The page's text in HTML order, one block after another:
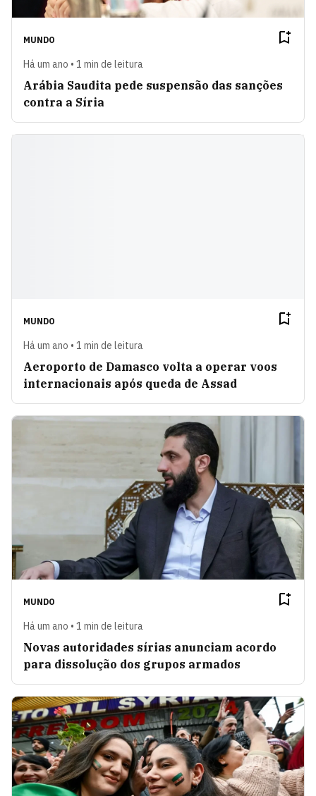
MUNDO
Há um ano • 1 min de leitura
Arábia Saudita pede suspensão das sanções
contra a Síria
MUNDO
Há um ano • 1 min de leitura
Aeroporto de Damasco volta a operar voos
internacionais após queda de Assad
MUNDO
Há um ano • 1 min de leitura
Novas autoridades sírias anunciam acordo
para dissolução dos grupos armados